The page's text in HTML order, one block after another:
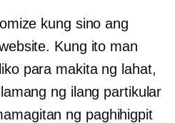
kung sino ang
Kung ito man
para makita ng lahat,
ng ilang partikular
ng paghihigpit